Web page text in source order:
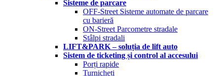
Sisteme de parcare
OFF-Street Sisteme automate de parcare
cu barieră
ON-Street Parcometre stradale
Stâlpi stradali
LIFT&PARK – soluția de lift auto
Sistem de ticketing și control al accesului
Porți rapide
Turnicheți